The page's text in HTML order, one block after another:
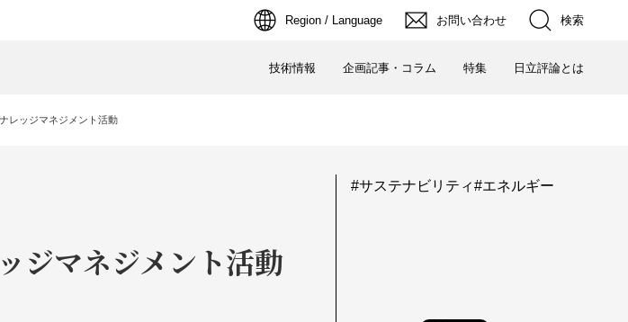
Region / Language お問い合わせ 検索
技術情報 企画記事・コラム 特集 日立評論とは
レッジマネジメント活動
ジマネジメント活動
サステナビリティ エネルギー